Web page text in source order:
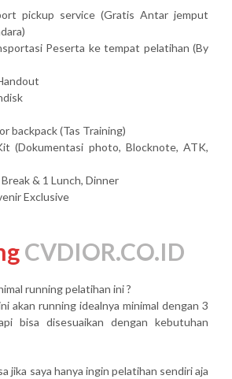
pickup service (Gratis Antar jemput
Peserta ke tempat pelatihan (By
backpack (Tas Training)
(Dokumentasi photo, Blocknote, ATK,
& 1 Lunch, Dinner
Exclusive
CVDIOR.CO.ID
running pelatihan ini ?
akan running idealnya minimal dengan 3
bisa disesuaikan dengan kebutuhan
jika saya hanya ingin pelatihan sendiri aja